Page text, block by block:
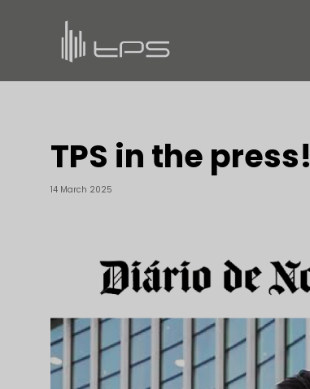
TPS in the press!
14 March 2025